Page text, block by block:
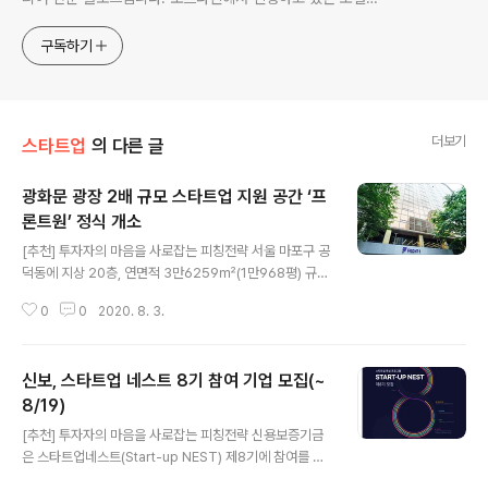
구독하기
스타트업 의 다른 글 더보기
광화문 광장 2배 규모 스타트업 지원 공간 ‘프
론트원’ 정식 개소
[추천] 투자자의 마음을 사로잡는 피칭전략 서울 마포구 공
덕동에 지상 20층, 연면적 3만6259㎡(1만968평) 규모
문 광장(1만8840㎡)의 2배 규모인 이 곳에, 올해 말까지
업 육성, 발굴에 강점을 보인 디캠프가 맡았다. 디캠프는 2
013년 설립 후 지난 7년간 7,542억원을 조성해 직간접
투자를 이어가고 있다. 2015년 이후 55개사에 직접 투자
했고, 이후 이들은 누적 1,195억원에 달하는 후속투자를 끌
어냈다. 성장사다리펀드, 은행권일자리펀드, 핀테크혁신펀
0 0 2020. 8. 3.
신보, 스타트업 네스트 8기 참여 기업 모집(~
8/19)
[추천] 투자자의 마음을 사로잡는 피칭전략 신용보증기금
은 스타트업네스트(Start-up NEST) 제8기에 참여를 희